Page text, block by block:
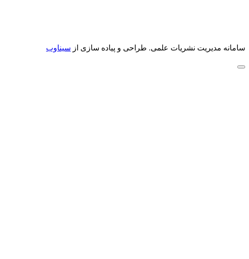
سامانه مدیریت نشریات علمی. طراحی و پیاده سازی از سیناوب